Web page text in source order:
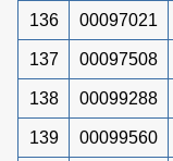
136 00097021
137 00097508
138 00099288
139 00099560